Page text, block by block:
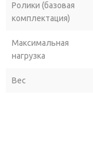
Ролики (базовая
комплектация)
Максимальная
нагрузка
Вес